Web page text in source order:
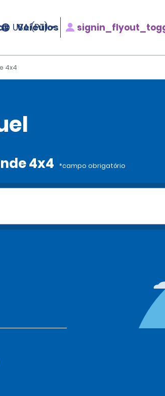
Veículos
USA (PT)
4x4
4x4 *campo obrigatório